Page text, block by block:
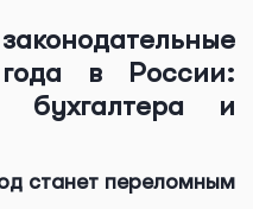
в России:
и
станет переломным